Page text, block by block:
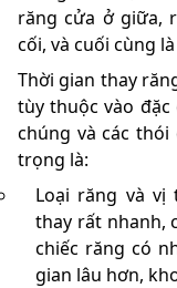
răng cửa ở giữa,
cối, và cuối cùng
Thời gian thay
tùy thuộc vào
chúng và các
trọng là:
Loại răng và vị
thay rất nhanh,
chiếc răng có
gian lâu hơn,